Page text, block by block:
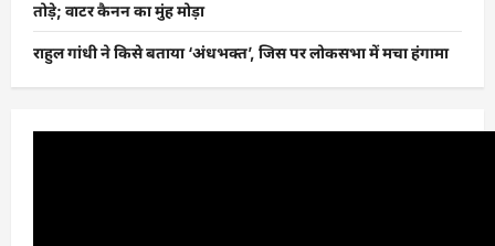
तोड़े; वाटर कैनन का मुंह मोड़ा
राहुल गांधी ने किसे बताया ‘अंधभक्त’, जिस पर लोकसभा में मचा हंगामा